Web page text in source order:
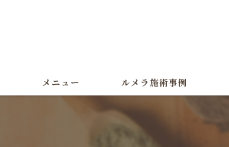
メニュー ルメラ施術事例